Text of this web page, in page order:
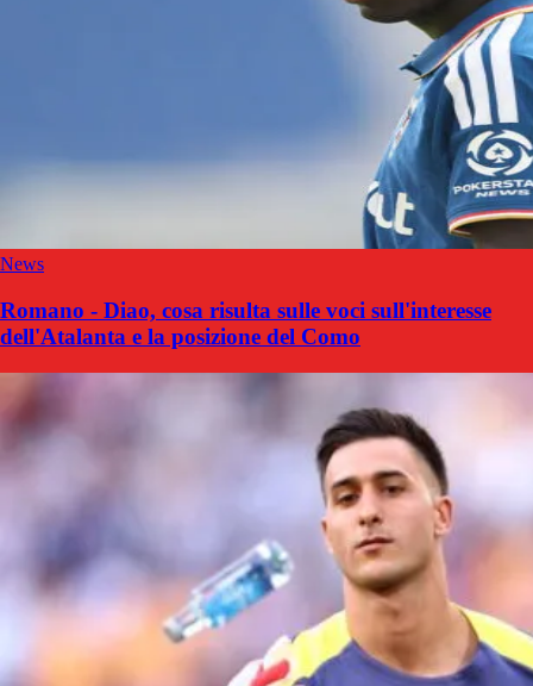
News
Romano - Diao, cosa risulta sulle voci sull'interesse
dell'Atalanta e la posizione del Como